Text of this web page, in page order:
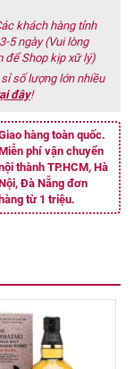
khách hàng tỉnh
5 ngày (Vui lòng
để Shop kịp xữ lý)
số lượng lớn nhiều
đây!
hàng toàn quốc.
phí vận chuyển
thành TP.HCM, Hà
Đà Nẵng đơn
hàng từ 1 triệu.